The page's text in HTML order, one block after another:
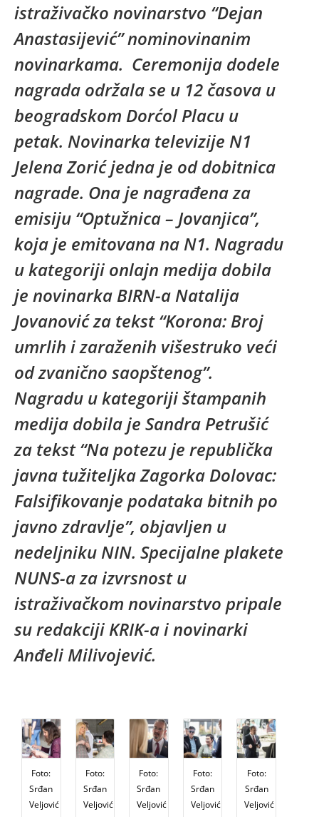
istraživačko novinarstvo “Dejan
Anastasijević” nominovinanim
novinarkama. Ceremonija dodele
nagrada održala se u 12 časova u
beogradskom Dorćol Placu u
petak. Novinarka televizije N1
Jelena Zorić jedna je od dobitnica
nagrade. Ona je nagrađena za
emisiju “Optužnica – Jovanjica”,
koja je emitovana na N1. Nagradu
u kategoriji onlajn medija dobila
je novinarka BIRN-a Natalija
Jovanović za tekst “Korona: Broj
umrlih i zaraženih višestruko veći
od zvanično saopštenog”.
Nagradu u kategoriji štampanih
medija dobila je Sandra Petrušić
za tekst “Na potezu je republička
javna tužiteljka Zagorka Dolovac:
Falsifikovanje podataka bitnih po
javno zdravlje”, objavljen u
nedeljniku NIN. Specijalne plakete
NUNS-a za izvrsnost u
istraživačkom novinarstvo pripale
su redakciji KRIK-a i novinarki
Anđeli Milivojević.
Foto:
Srđan
Veljović
Foto:
Srđan
Veljović
Foto:
Srđan
Veljović
Foto:
Srđan
Veljović
Foto:
Srđan
Veljović